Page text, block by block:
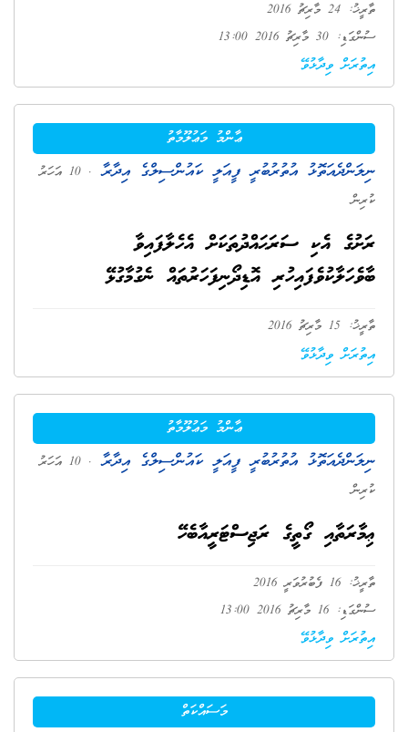
ތާރީޚު: 24 މާރިޗު 2016
ސުންގަޑި: 30 މާރިޗު 2016 13:00
އިތުރަށް ވިދާޅުވޭ
ޢާންމު މަޢުލޫމާތު
ނިލަންދެއަތޮޅު އުތުރުބުރީ ފީއަލީ ކައުންސިލްގެ އިދާރާ
. 10 އަހަރު
ކުރިން
ރަށުގެ އެކި ސަރަޙައްދުތަކަށް އެހެލާފައިވާ
ބާވެހަލާކުވެފައިހުރި އޮޑިދޯނިފަހަރުތައް ނެގުމާގުޅޭ
ތާރީޚު: 15 މާރިޗު 2016
އިތުރަށް ވިދާޅުވޭ
ޢާންމު މަޢުލޫމާތު
ނިލަންދެއަތޮޅު އުތުރުބުރީ ފީއަލީ ކައުންސިލްގެ އިދާރާ
. 10 އަހަރު
ކުރިން
ޢިމާރަތާއި ގޯތީގެ ރަޖިސްޓަރީއާބެހޭ
ތާރީޚު: 16 ފެބުރުވަރީ 2016
ސުންގަޑި: 16 މާރިޗު 2016 13:00
އިތުރަށް ވިދާޅުވޭ
މަސައްކަތް